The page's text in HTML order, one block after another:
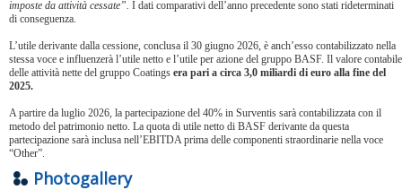
imposte da attività cessate”. I dati comparativi dell’anno precedente sono stati rideterminati
di conseguenza.
L’utile derivante dalla cessione, conclusa il 30 giugno 2026, è anch’esso contabilizzato nella
stessa voce e influenzerà l’utile netto e l’utile per azione del gruppo BASF. Il valore contabile
delle attività nette del gruppo Coatings era pari a circa 3,0 miliardi di euro alla fine del
2025.
A partire da luglio 2026, la partecipazione del 40% in Surventis sarà contabilizzata con il
metodo del patrimonio netto. La quota di utile netto di BASF derivante da questa
partecipazione sarà inclusa nell’EBITDA prima delle componenti straordinarie nella voce
“Other”.
Photogallery